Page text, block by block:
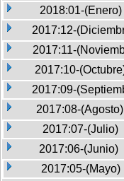
2018:01-(Enero)
2017:12-
2017:11-
2017:10-
2017:09-
2017:08-(Agosto)
2017:07-(Julio)
2017:06-(Junio)
2017:05-(Mayo)